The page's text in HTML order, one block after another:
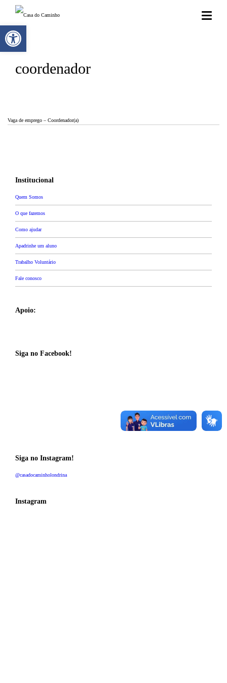
coordenador
Vaga de emprego – Coordenador(a)
Institucional
Quem Somos
O que fazemos
Como ajudar
Apadrinhe um aluno
Trabalho Voluntário
Fale conosco
Apoio:
Siga no Facebook!
Siga no Instagram!
@casadocaminholondrina
Instagram
Abrir a barra de ferramentas